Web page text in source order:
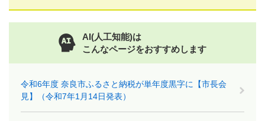
AI(人工知能)は
こんなページをおすすめします
令和6年度 奈良市ふるさと納税が単年度黒字に【市長会
見】（令和7年1月14日発表）